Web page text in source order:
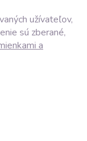
užívateľov,
sú zberané,
a